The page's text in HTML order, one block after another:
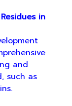
in
and
such as